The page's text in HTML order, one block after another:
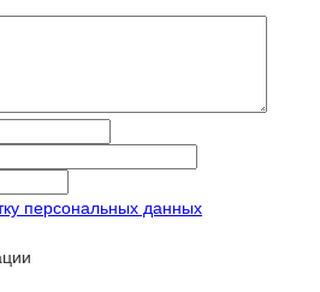
персональных данных